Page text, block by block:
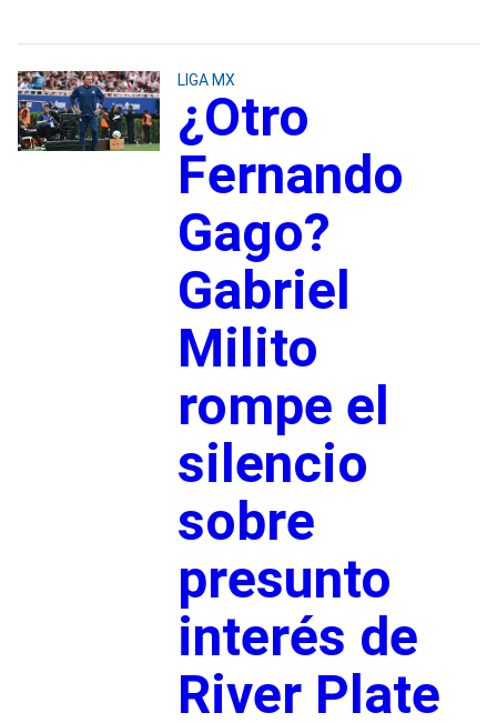
LIGA MX
¿Otro
Fernando
Gago?
Gabriel
Milito
rompe el
silencio
sobre
presunto
interés de
River Plate